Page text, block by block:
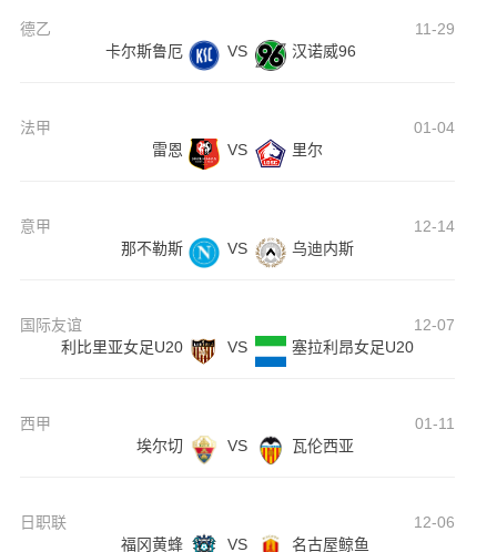
德乙
11-29
卡尔斯鲁厄
VS 汉诺威96
法甲
01-04
雷恩
VS 里尔
意甲
12-14
那不勒斯
VS 乌迪内斯
国际友谊
12-07
利比里亚女足U20
VS 塞拉利昂女足U20
西甲
01-11
埃尔切
VS 瓦伦西亚
日职联
12-06
福冈黄蜂
VS 名古屋鲸鱼